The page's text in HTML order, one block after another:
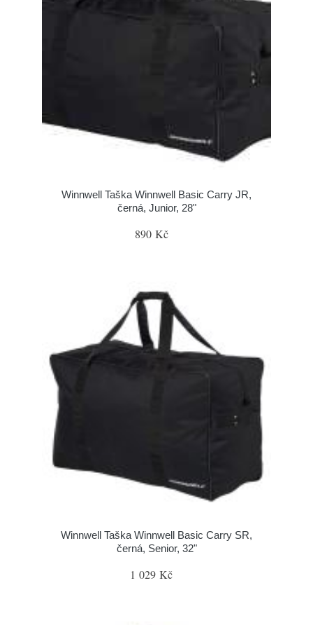
Winnwell Taška Winnwell Basic Carry JR,
černá, Junior, 28"
890 Kč
Winnwell Taška Winnwell Basic Carry SR,
černá, Senior, 32"
1 029 Kč